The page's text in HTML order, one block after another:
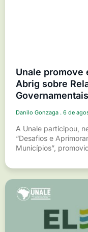
Unale promove
Abrig sobre
Governamentais
Danilo Gonzaga 6 de
A Unale participou,
“Desafios e
Municípios”,